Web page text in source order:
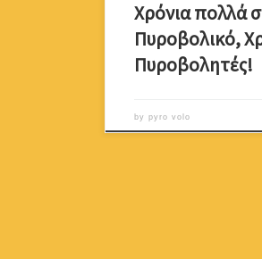
Χρόνια πολλά
Πυροβολικό,
Πυροβολητές!
bypyro volo